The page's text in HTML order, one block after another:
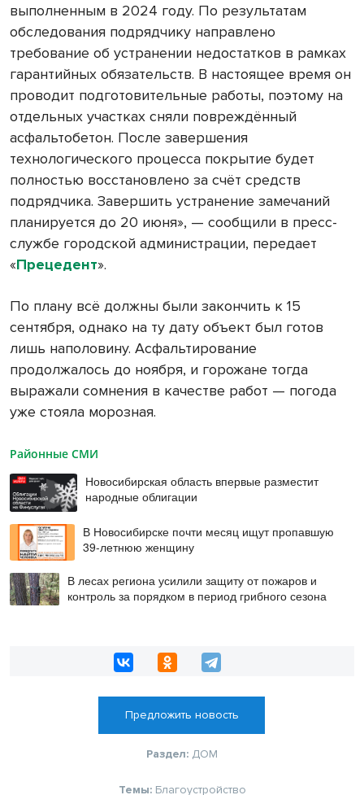
выполненным в 2024 году. По результатам
обследования подрядчику направлено
требование об устранении недостатков в рамках
гарантийных обязательств. В настоящее время он
проводит подготовительные работы, поэтому на
отдельных участках сняли повреждённый
асфальтобетон. После завершения
технологического процесса покрытие будет
полностью восстановлено за счёт средств
подрядчика. Завершить устранение замечаний
планируется до 20 июня», — сообщили в пресс-
службе городской администрации, передает
«Прецедент».
По плану всё должны были закончить к 15
сентября, однако на ту дату объект был готов
лишь наполовину. Асфальтирование
продолжалось до ноября, и горожане тогда
выражали сомнения в качестве работ — погода
уже стояла морозная.
Районные СМИ
Новосибирская область впервые разместит
народные облигации
В Новосибирске почти месяц ищут пропавшую
39-летнюю женщину
В лесах региона усилили защиту от пожаров и
контроль за порядком в период грибного сезона
Предложить новость
Раздел: ДОМ
Темы: Благоустройство